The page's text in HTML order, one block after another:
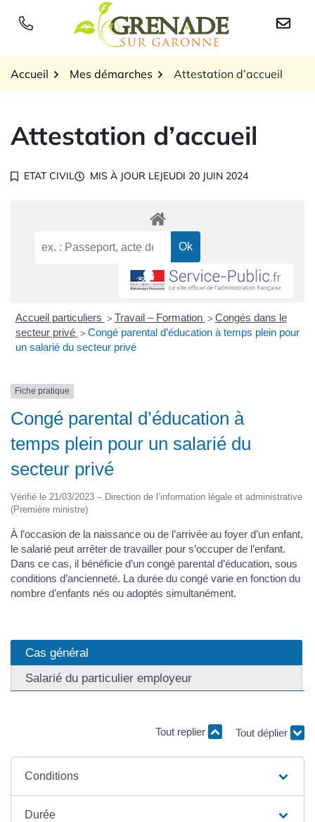
Logo Grenade sur
Accueil Mes démarches Attestation d’accueil
Attestation d’accueil
ETAT CIVIL MIS À JOUR LEJEUDI 20 JUIN 2024
Accueil particuliers > Travail – Formation > Congés dans le
secteur privé > Congé parental d’éducation à temps plein pour
un salarié du secteur privé
Fiche pratique
Congé parental d’éducation à
temps plein pour un salarié du
secteur privé
Vérifié le 21/03/2023 – Direction de l’information légale et administrative
(Première ministre)
À l’occasion de la naissance ou de l’arrivée au foyer d’un enfant,
le salarié peut arrêter de travailler pour s’occuper de l’enfant.
Dans ce cas, il bénéficie d’un congé parental d’éducation, sous
conditions d’ancienneté. La durée du congé varie en fonction du
nombre d’enfants nés ou adoptés simultanément.
Cas général
Salarié du particulier employeur
Tout replier Tout déplier
Conditions
Durée